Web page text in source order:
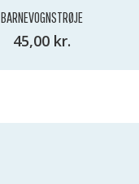
BARNEVOGNSTRØJE
45,00 kr.